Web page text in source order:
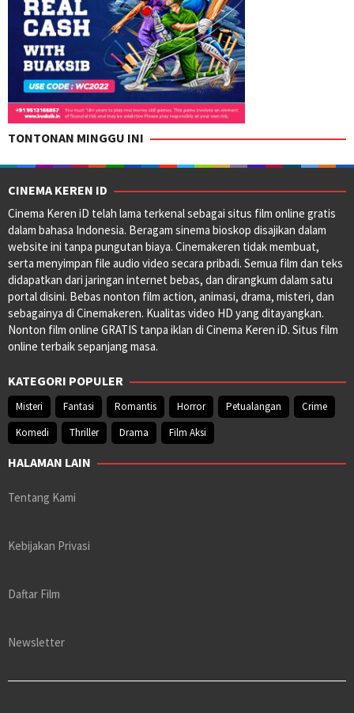
TONTONAN MINGGU INI
CINEMA KEREN ID
Cinema Keren iD telah lama terkenal sebagai situs film online gratis
dalam bahasa Indonesia. Beragam sinema bioskop disajikan dalam
website ini tanpa pungutan biaya. Cinemakeren tidak membuat,
serta menyimpan file audio video secara pribadi. Semua film dan teks
didapatkan dari jaringan internet bebas, dan dirangkum dalam satu
portal disini. Bebas nonton film action, animasi, drama, misteri, dan
sebagainya di Cinemakeren. Kualitas video HD yang ditayangkan.
Nonton film online GRATIS tanpa iklan di Cinema Keren iD. Situs film
online terbaik sepanjang masa.
KATEGORI POPULER
Misteri Fantasi Romantis Horror Petualangan
Crime
Komedi
Thriller Drama Film Aksi
HALAMAN LAIN
Tentang Kami
Kebijakan Privasi
Daftar Film
Newsletter